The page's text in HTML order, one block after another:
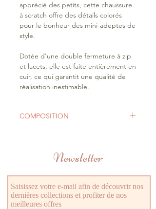
apprécié des petits, cette chaussure
à scratch offre des détails colorés
pour le bonheur des mini-adeptes de
style.
Dotée d'une double fermeture à zip
et lacets, elle est faite entièrement en
cuir, ce qui garantit une qualité de
réalisation inestimable.
COMPOSITION
Semelle Intérieure Cuir
Newsletter
Saisissez votre e-mail afin de découvrir nos
dernières collections et profiter de nos
meilleures offres